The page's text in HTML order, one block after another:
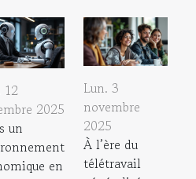
12
2025
un
en
Lun. 3
novembre
2025
À l’ère du
télétravail